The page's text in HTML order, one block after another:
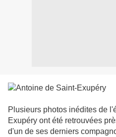
Plusieurs photos inédites de
Exupéry ont été retrouvées
d'un de ses derniers